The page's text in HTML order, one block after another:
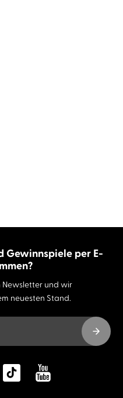
Gewinnspiele per E-
Newsletter und wir
neuesten Stand.